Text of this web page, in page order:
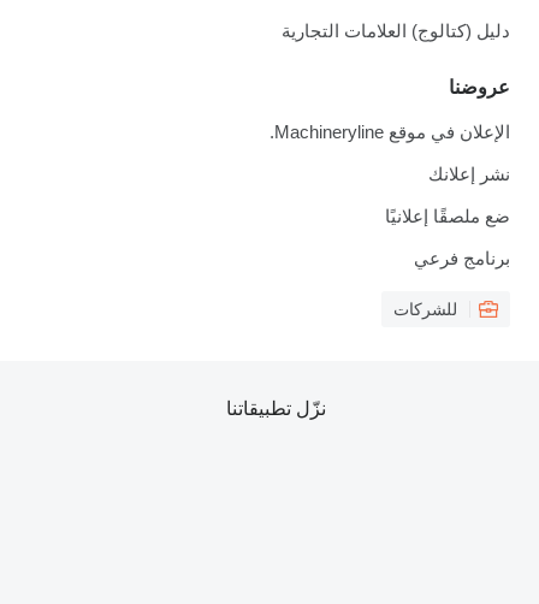
دليل (كتالوج) العلامات التجارية
عروضنا
الإعلان في موقع Machineryline.
نشر إعلانك
ضع ملصقًا إعلانيًا
برنامج فرعي
للشركات
نزّل تطبيقاتنا